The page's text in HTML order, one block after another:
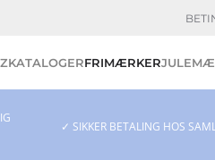
KATALOGERFRIMÆRKER
✓ SIKKER BETALING HOS